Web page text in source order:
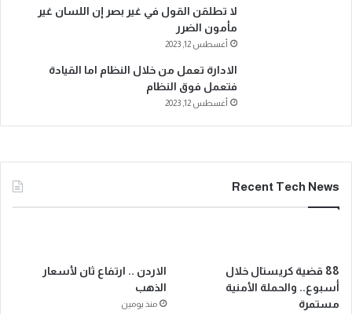
لا تطلقن القول في غير بصر إن اللسان غير
مأمون الضرر
أغسطس 12, 2023
الادارة تعمل من خلال النظام اما القيادة
فتعمل فوق النظام
أغسطس 12, 2023
Recent Tech News
88 قضية كريستال خلال
أسبوع.. والحملة الأمنية
مستمرة
الاردن .. ارتفاع ثان لأسعار
الذهب
منذ يومين